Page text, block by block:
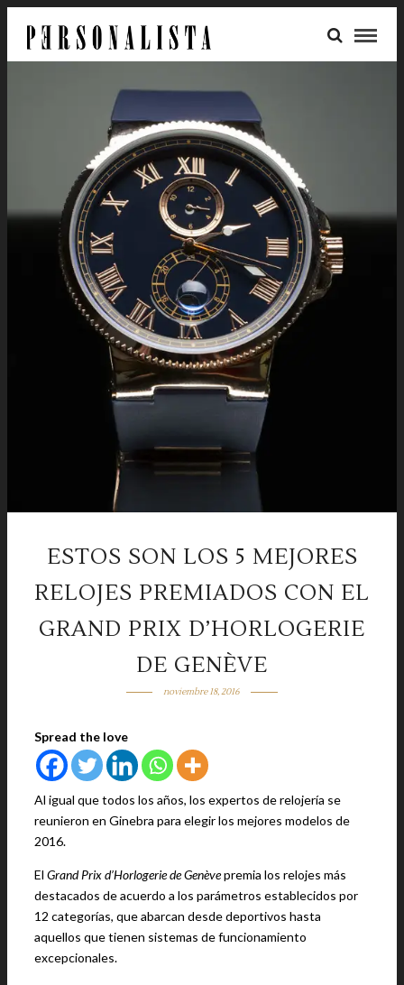
ESTOS SON LOS 5 MEJORES
RELOJES PREMIADOS CON EL
GRAND PRIX D’HORLOGERIE
DE GENÈVE
noviembre 18, 2016
Spread the love
Al igual que todos los años, los expertos de relojería se
reunieron en Ginebra para elegir los mejores modelos de
2016.
El Grand Prix d’Horlogerie de Genèvepremia los relojes más
destacados de acuerdo a los parámetros establecidos por
12 categorías, que abarcan desde deportivos hasta
aquellos que tienen sistemas de funcionamiento
excepcionales.